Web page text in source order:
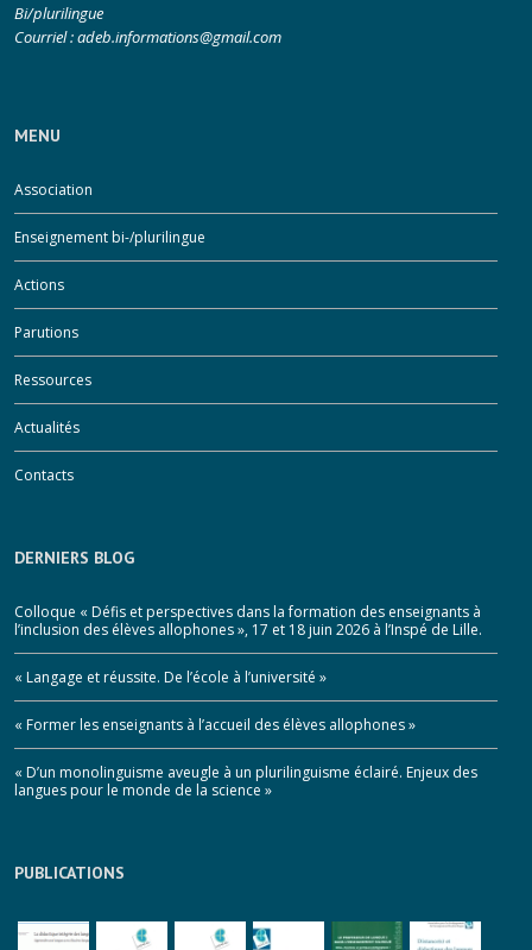
Bi/plurilingue
Courriel :adeb.informations@gmail.com
MENU
Association
Enseignement bi-/plurilingue
Actions
Parutions
Ressources
Actualités
Contacts
DERNIERS BLOG
Colloque « Défis et perspectives dans la formation des enseignants à
l’inclusion des élèves allophones », 17 et 18 juin 2026 à l’Inspé de Lille.
« Langage et réussite. De l’école à l’université »
« Former les enseignants à l’accueil des élèves allophones »
« D’un monolinguisme aveugle à un plurilinguisme éclairé. Enjeux des
langues pour le monde de la science »
PUBLICATIONS